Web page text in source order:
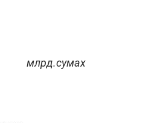
млрд.сумах